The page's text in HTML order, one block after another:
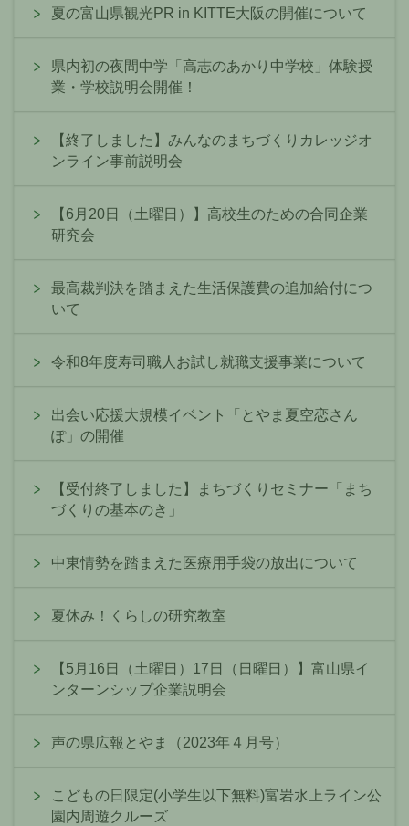
夏の富山県観光PR in KITTE大阪の開催について
県内初の夜間中学「高志のあかり中学校」体験授
業・学校説明会開催！
【終了しました】みんなのまちづくりカレッジオ
ンライン事前説明会
【6月20日（土曜日）】高校生のための合同企業
研究会
最高裁判決を踏まえた生活保護費の追加給付につ
いて
令和8年度寿司職人お試し就職支援事業について
出会い応援大規模イベント「とやま夏空恋さん
ぽ」の開催
【受付終了しました】まちづくりセミナー「まち
づくりの基本のき」
中東情勢を踏まえた医療用手袋の放出について
夏休み！くらしの研究教室
【5月16日（土曜日）17日（日曜日）】富山県イ
ンターンシップ企業説明会
声の県広報とやま（2023年４月号）
こどもの日限定(小学生以下無料)富岩水上ライン公
園内周遊クルーズ